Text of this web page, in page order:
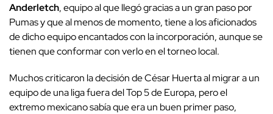
Anderletch, equipo al que llegó gracias a un gran paso por
Pumas y que al menos de momento, tiene a los aficionados
de dicho equipo encantados con la incorporación, aunque se
tienen que conformar con verlo en el torneo local.
Muchos criticaron la decisión de César Huerta al migrar a un
equipo de una liga fuera del Top 5 de Europa, pero el
extremo mexicano sabía que era un buen primer paso,